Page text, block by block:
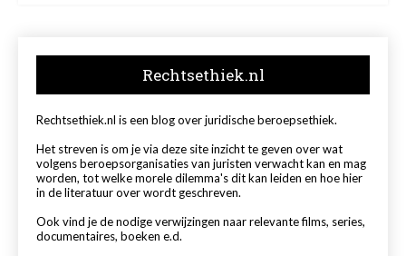
Rechtsethiek.nl
Rechtsethiek.nl is een blog over juridische beroepsethiek.
Het streven is om je via deze site inzicht te geven over wat
volgens beroepsorganisaties van juristen verwacht kan en mag
worden, tot welke morele dilemma's dit kan leiden en hoe hier
in de literatuur over wordt geschreven.
Ook vind je de nodige verwijzingen naar relevante films, series,
documentaires, boeken e.d.